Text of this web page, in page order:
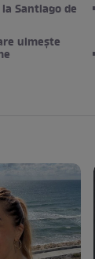
Santiago de
uimește